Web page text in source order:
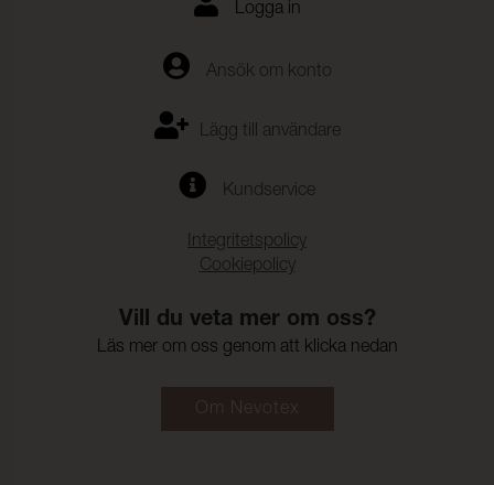
Logga in
Ansök om konto
Lägg till användare
Kundservice
Integritetspolicy
Cookiepolicy
Vill du veta mer om oss?
Läs mer om oss genom att klicka nedan
Om Nevotex